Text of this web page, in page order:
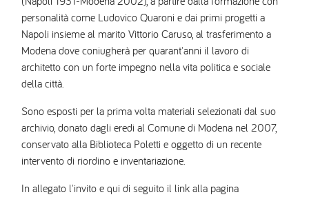
personalità come Ludovico Quaroni e dai primi progetti a
Napoli insieme al marito Vittorio Caruso, al trasferimento a
Modena dove coniugherà per quarant'anni il lavoro di
architetto con un forte impegno nella vita politica e sociale
della città.
Sono esposti per la prima volta materiali selezionati dal suo
archivio, donato dagli eredi al Comune di Modena nel 2007,
conservato alla Biblioteca Poletti e oggetto di un recente
intervento di riordino e inventariazione.
In allegato l'invito e qui di seguito il link alla pagina